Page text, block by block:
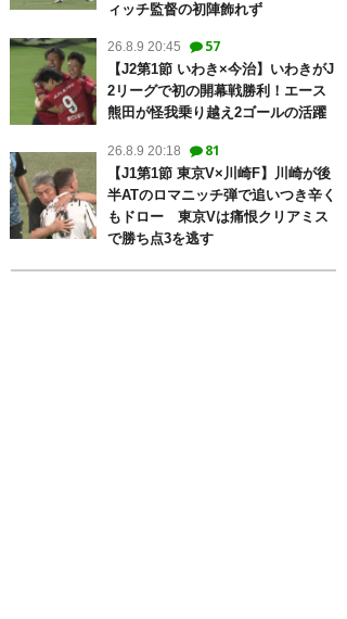
ィッチ監督の初陣飾れず
26.8.9 20:45 57
【J2第1節 いわき×今治】いわきがJ
2リーグで初の開幕戦勝利！エース
熊田が怪我乗り越え2ゴールの活躍
26.8.9 20:18 81
【J1第1節 東京V×川崎F】川崎が後
半ATのロマニッチ弾で追いつき辛く
もドロー 東京Vは痛恨クリアミス
で勝ち点3を逃す